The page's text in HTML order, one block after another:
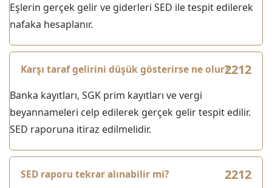
Eşlerin gerçek gelir ve giderleri SED ile tespit edilerek
nafaka hesaplanır.
Karşı taraf gelirini düşük gösterirse ne olur?
Banka kayıtları, SGK prim kayıtları ve vergi
beyannameleri celp edilerek gerçek gelir tespit edilir.
SED raporuna itiraz edilmelidir.
SED raporu tekrar alınabilir mi?